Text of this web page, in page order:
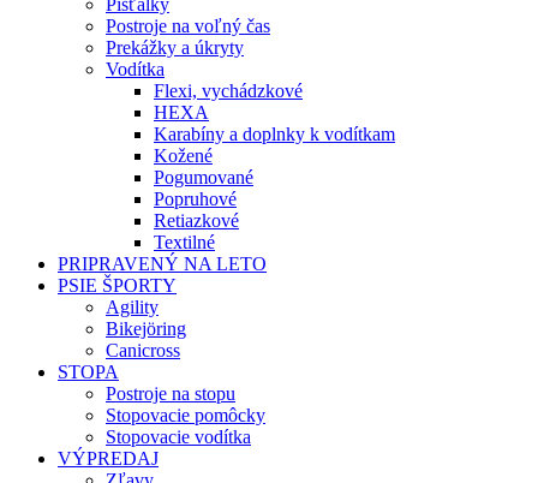
Píšťalky
Postroje na voľný čas
Prekážky a úkryty
Vodítka
Flexi, vychádzkové
HEXA
Karabíny a doplnky k vodítkam
Kožené
Pogumované
Popruhové
Retiazkové
Textilné
PRIPRAVENÝ NA LETO
PSIE ŠPORTY
Agility
Bikejöring
Canicross
STOPA
Postroje na stopu
Stopovacie pomôcky
Stopovacie vodítka
VÝPREDAJ